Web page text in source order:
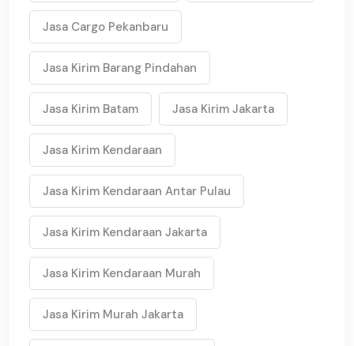
Jasa Cargo Pekanbaru
Jasa Kirim Barang Pindahan
Jasa Kirim Batam Jasa Kirim Jakarta
Jasa Kirim Kendaraan
Jasa Kirim Kendaraan Antar Pulau
Jasa Kirim Kendaraan Jakarta
Jasa Kirim Kendaraan Murah
Jasa Kirim Murah Jakarta